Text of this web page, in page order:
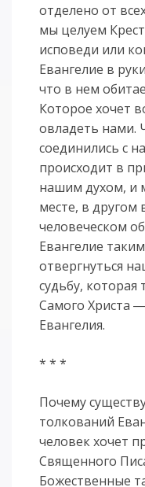
отделено от
мы целуем
исповеди или
Евангелие в
что в нем
Которое хочет
овладеть нами.
соединились с
происходит в
нашим духом, и
месте, в другом
человеческом
Евангелие
отвергнуться
судьбу,
Самого Христа
Евангелия.
* * *
Почему
толкований
человек хочет
Священного
Божественные